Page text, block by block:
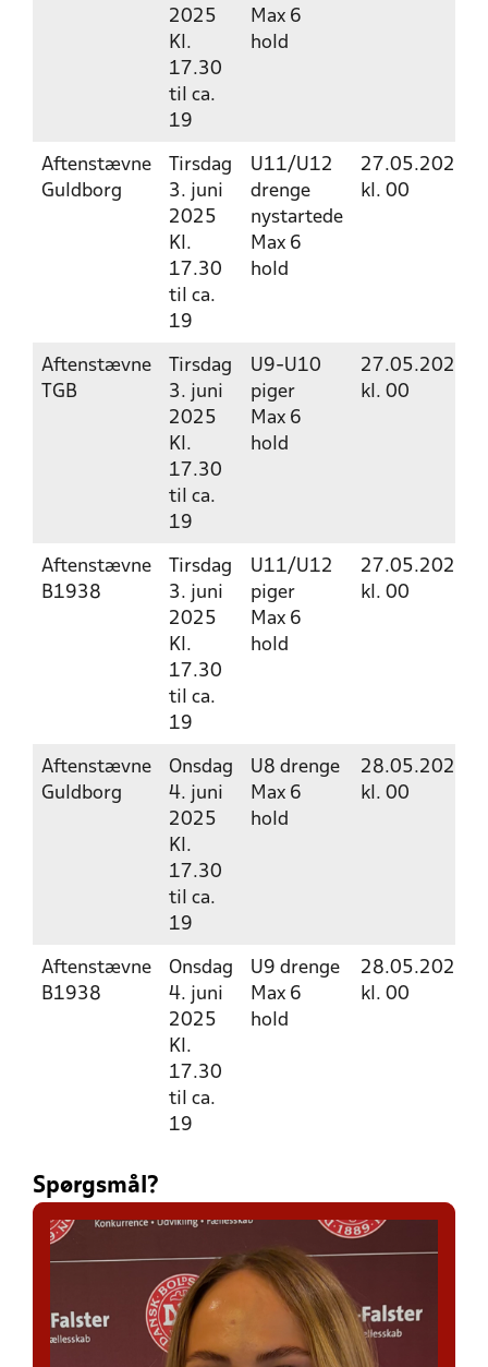
2025
Kl.
17.30
til ca.
19
Max 6
hold
Aftenstævne
Guldborg
Tirsdag
3. juni
2025
Kl.
17.30
til ca.
19
U11/U12
drenge
nystartede
Max 6
hold
27.05.2025
kl. 00
Aftenstævne
TGB
Tirsdag
3. juni
2025
Kl.
17.30
til ca.
19
U9-U10
piger
Max 6
hold
27.05.2025
kl. 00
Aftenstævne
B1938
Tirsdag
3. juni
2025
Kl.
17.30
til ca.
19
U11/U12
piger
Max 6
hold
27.05.2025
kl. 00
Aftenstævne
Guldborg
Onsdag
4. juni
2025
Kl.
17.30
til ca.
19
U8 drenge
Max 6
hold
28.05.2025
kl. 00
Aftenstævne
B1938
Onsdag
4. juni
2025
Kl.
17.30
til ca.
19
U9 drenge
Max 6
hold
28.05.2025
kl. 00
Spørgsmål?